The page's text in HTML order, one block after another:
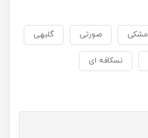
مشکی صورتی گلبهی
نسکافه ای